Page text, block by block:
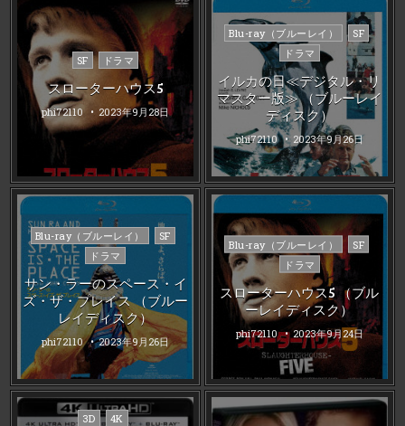
Posted
in
SF ドラマ
スローターハウス5
phi72110 2023年9月28日
Posted
Blu-ray（ブルーレイ）
SF
ドラマ
イルカの日≪デジタル・リ
マスター版≫ （ブルーレイ
ディスク）
phi72110 2023年9月26日
Posted
in
Blu-ray（ブルーレイ）
SF
ドラマ
サン・ラーのスペース・イ
ズ・ザ・プレイス （ブルー
レイディスク）
phi72110 2023年9月26日
Posted
in
Blu-ray（ブルーレイ）
SF
ドラマ
スローターハウス5 （ブル
ーレイディスク）
phi72110 2023年9月24日
Posted
3D
4K